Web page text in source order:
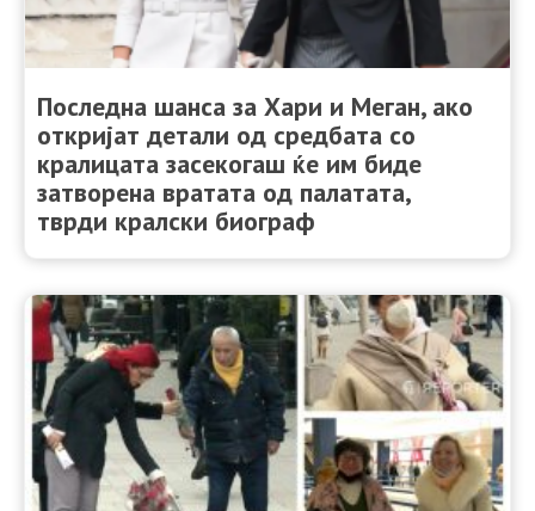
Последна шанса за Хари и Меган, ако
откријат детали од средбата со
кралицата засекогаш ќе им биде
затворена вратата од палатата,
тврди кралски биограф